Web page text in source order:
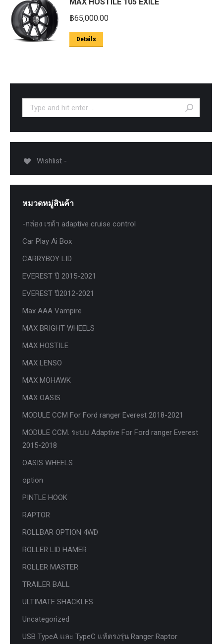
฿65,000.00
Details
Search:
Wishlist -
หมวดหมู่สินค้า
-กล่อง เรด้า adaptive cruise control
Car Play Ai Box
CARRYBOY LID
EVEREST ปี 2015-2021
EVEREST ปี2012-2021
Max AAA Vampire
MAX BRIGHT WHEELS
MAX HOSTILE
MAX LENSO
MAX MOHAWK
MAX OASIS
MODULE CCM For Ford ranger Everest 2018-2021
MODULE CCM. ระบบ Adaptive For Ford ranger Everest
2015-2018
OASIS WHEELS
option
PINTLE HOOK
RAPTOR
ROLLBAR OPTION 4WD
ROLLER LID HAMER
ROLLER MASTER
TRAILER BALL
ULTIMATE SHACKLES
Uncategorized
USB TypeA และ TypeC แท้ตรงรุ่น Ranger Raptor